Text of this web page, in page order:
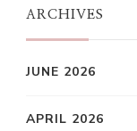
ARCHIVES
JUNE 2026
APRIL 2026